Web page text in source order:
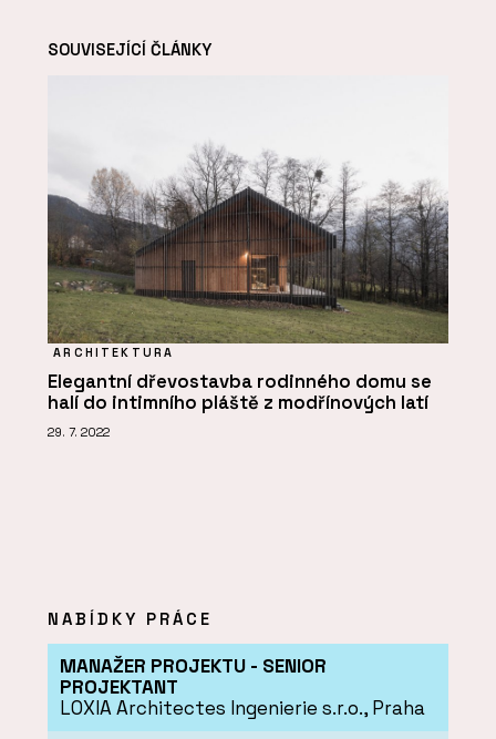
SOUVISEJÍCÍ ČLÁNKY
ARCHITEKTURA
Elegantní dřevostavba rodinného domu se
halí do intimního pláště z modřínových latí
29. 7. 2022
NABÍDKY PRÁCE
MANAŽER PROJEKTU - SENIOR
PROJEKTANT
LOXIA Architectes Ingenierie s.r.o., Praha